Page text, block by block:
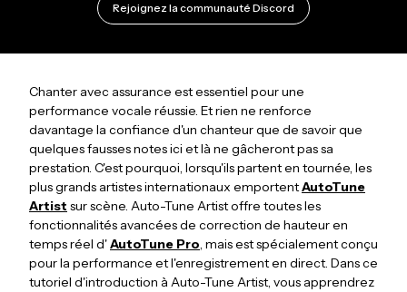
Rejoignez la communauté Discord
Chanter avec assurance est essentiel pour une
performance vocale réussie. Et rien ne renforce
davantage la confiance d'un chanteur que de savoir que
quelques fausses notes ici et là ne gâcheront pas sa
prestation. C'est pourquoi, lorsqu'ils partent en tournée, les
plus grands artistes internationaux emportentAutoTune
Artist sur scène. Auto-Tune Artist offre toutes les
fonctionnalités avancées de correction de hauteur en
temps réel d'AutoTune Pro, mais est spécialement conçu
pour la performance et l'enregistrement en direct. Dans ce
tutoriel d'introduction à Auto-Tune Artist, vous apprendrez